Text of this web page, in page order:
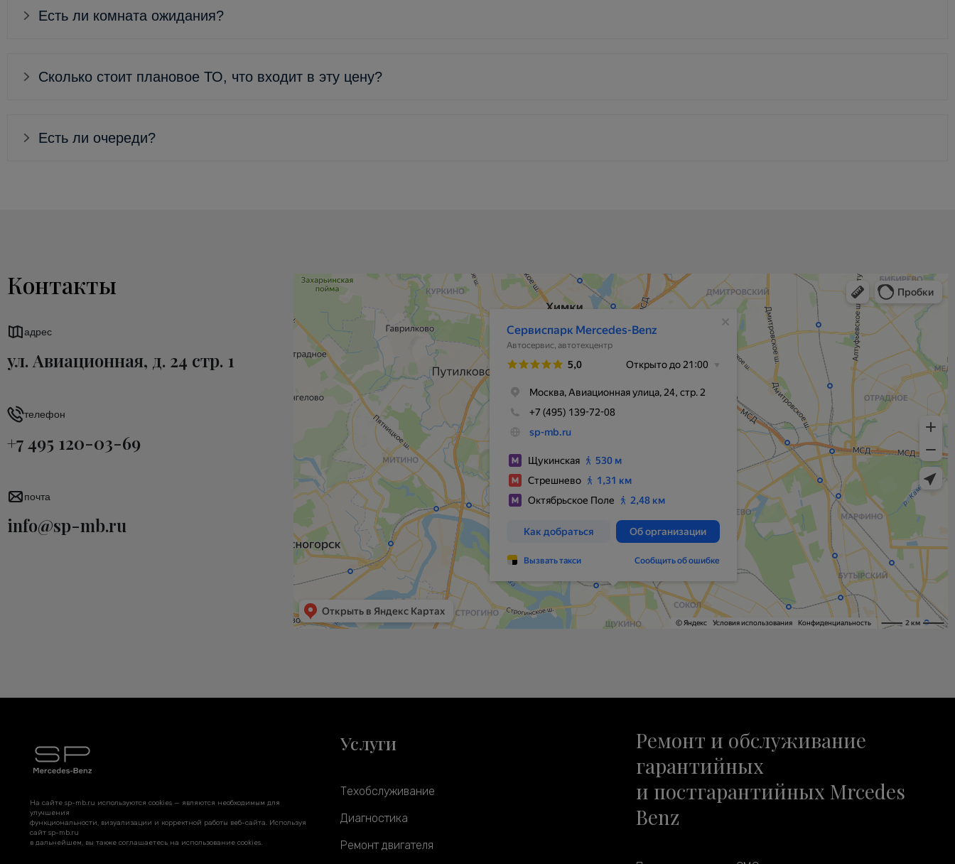
Есть ли комната ожидания?
Сколько стоит плановое ТО, что входит в эту цену?
Есть ли очереди?
Контакты
адрес
ул. Авиационная, д. 24 стр. 1
телефон
+7 495 120-03-69
почта
info@sp-mb.ru
На сайте sp-mb.ru используются cookies — являются необходимым для
улучшения
функциональности, визуализации и корректной работы веб-сайта. Используя
сайт sp-mb.ru
в дальнейшем, вы также соглашаетесь на использование cookies.
Услуги
Техобслуживание
Диагностика
Ремонт двигателя
Ремонт и обслуживание
гарантийных
и постгарантийных Mrcedes
Benz